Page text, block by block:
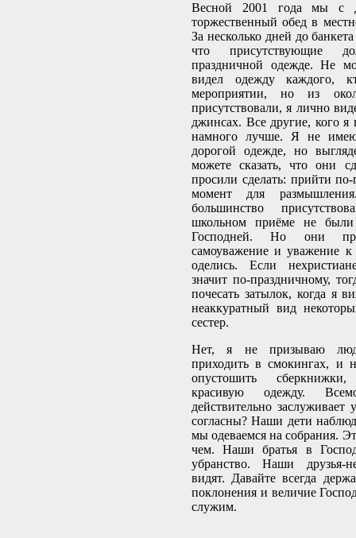
Весной 2001 года мы с
торжественный обед в
За несколько дней до
что присутствующие
праздничной одежде. Не
видел одежду каждого,
мероприятии, но из
присутствовали, я лично
джинсах. Все другие, кого
намного лучше. Я не
дорогой одежде, но
можете сказать, что они
просили сделать: прийти
момент для
большинство
школьном приёме не
Господней. Но они
самоуважение и уважение
оделись. Если
значит по-праздничному,
почесать затылок, когда я
неаккуратный вид
сестер.
Нет, я не призываю
приходить в смокингах, и
опустошить
красивую одежду.
действительно заслуживает
согласны? Наши дети
мы одеваемся на собрания.
чем. Наши братья в
убранство. Наши друзья-
видят. Давайте всегда
поклонения и величие
служим.